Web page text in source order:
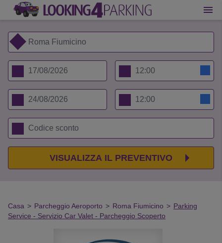
Casa > Parcheggio Aeroporto > Roma Fiumicino > Parking
Service - Servizio Car Valet - Parcheggio Scoperto
VISUALIZZA IL PREVENTIVO